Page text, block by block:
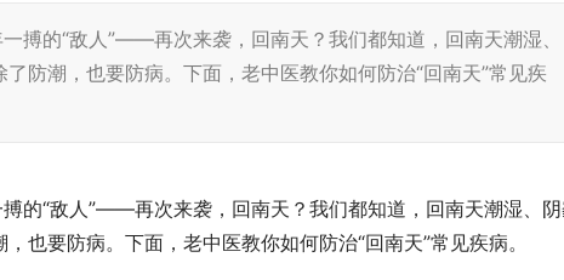
的“敌人”——再次来袭，回南天？我们都知道，回南天潮湿、
防潮，也要防病。下面，老中医教你如何防治“回南天”常见疾
的“敌人”——再次来袭，回南天？我们都知道，回南天潮湿、
也要防病。下面，老中医教你如何防治“回南天”常见疾病。